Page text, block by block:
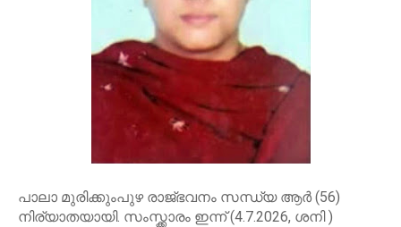
പാലാ മുരിക്കുംപുഴ രാജ്ഭവനം സന്ധ്യ ആർ (56)
നിര്യാതയായി. സംസ്ക്കാരം ഇന്ന് (4.7.2026, ശനി )